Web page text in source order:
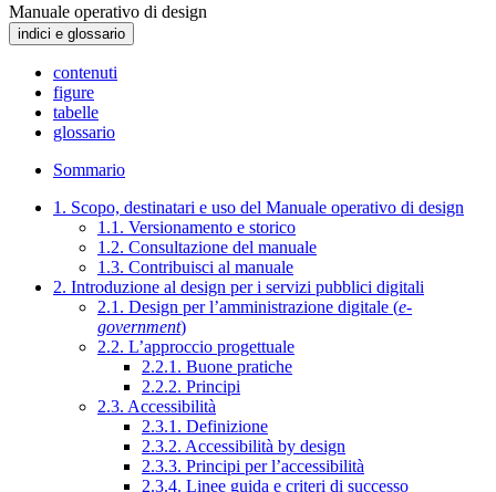
Manuale operativo di design
indici e glossario
contenuti
figure
tabelle
glossario
Sommario
1. Scopo, destinatari e uso del Manuale operativo di design
1.1. Versionamento e storico
1.2. Consultazione del manuale
1.3. Contribuisci al manuale
2. Introduzione al design per i servizi pubblici digitali
2.1. Design per l’amministrazione digitale (e-
government)
2.2. L’approccio progettuale
2.2.1. Buone pratiche
2.2.2. Principi
2.3. Accessibilità
2.3.1. Definizione
2.3.2. Accessibilità by design
2.3.3. Principi per l’accessibilità
2.3.4. Linee guida e criteri di successo